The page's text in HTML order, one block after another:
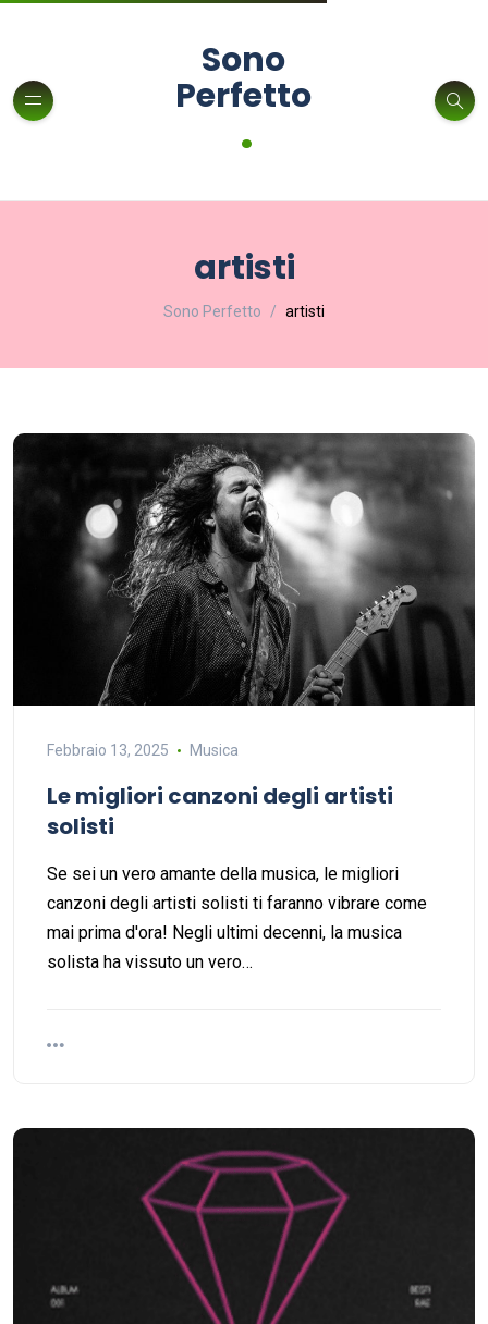
Sono
Perfetto
.
artisti
Sono Perfetto artisti
Febbraio 13, 2025 Musica
Le migliori canzoni degli artisti
solisti
Se sei un vero amante della musica, le migliori
canzoni degli artisti solisti ti faranno vibrare come
mai prima d'ora! Negli ultimi decenni, la musica
solista ha vissuto un vero…